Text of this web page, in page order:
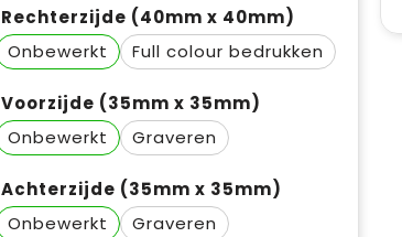
Rechterzijde (40mm x 40mm)
Onbewerkt
Full colour
Voorzijde (35mm x 35mm)
Onbewerkt
Graveren
Achterzijde (35mm x 35mm)
Onbewerkt
Graveren